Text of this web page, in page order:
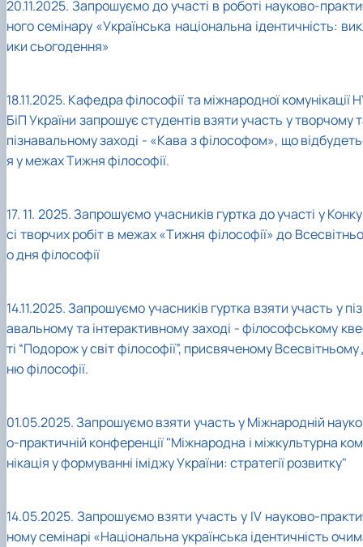
20.11.2025. Запрошуємо до участі в роботі науково-
ного семінару «Українська національна ідентичність:
ики сьогодення»
18.11.2025. Кафедра філософії та міжнародної комунікації
БіП України запрошує студентів взяти участь у творчому
пізнавальному заході - «Кава з філософом», що
я у межах Тижня філософії.
17. 11. 2025. Запрошуємо учасників гуртка до участі у
сі творчих робіт в межах «Тижня філософії» до
о дня філософії
14.11.2025. Запрошуємо учасників гуртка взяти участь у
авальному та інтерактивному заході - філософському
ті “Подорож у світ філософії”, присвяченому Всесвітньому
ню філософії.
01.05.2025. Запрошуємо взяти участь у Міжнародній
о-практичній конференції "Міжнародна і міжкультурна
нікація у формуванні іміджу України: стратегії розвитку"
14.05.2025. Запрошуємо взяти участь у IV науково-
ному семінарі «Національна українська ідентичність